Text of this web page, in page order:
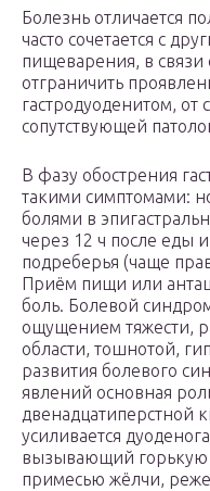
Болезнь отличается
часто сочетается с
пищеварения, в связи
отграничить
гастродуоденитом,
сопутствующей
В фазу обострения
такими симптомами:
болями в
через 12 ч после
подреберья (чаще
Приём пищи или
боль. Болевой
ощущением тяжести,
области, тошнотой,
развития болевого
явлений основная
двенадцатиперстной
усиливается
вызывающий горькую
примесью жёлчи,